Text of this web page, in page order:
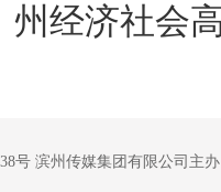
州经济社会
号 滨州传媒集团有限公司主